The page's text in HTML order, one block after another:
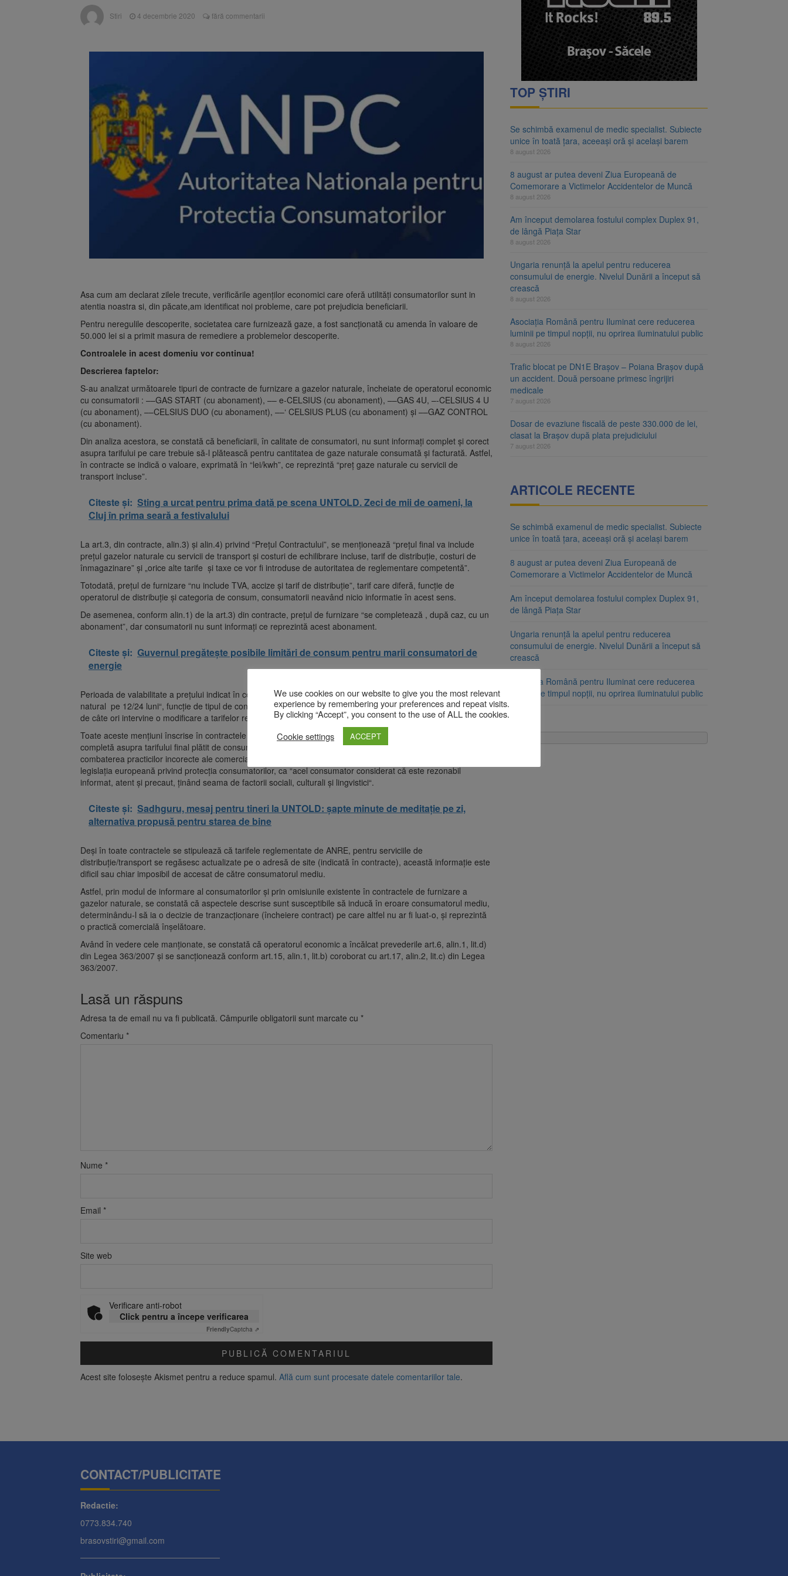
Trafic blocat pe DN1E Brașov – Poiana Brașov după un accident. Două persoane primesc îngrijiri
medicale
Se schimbă examenul de medic specialist. Subiecte unice în toată țara, aceeași oră și același barem
Stiri 4 decembrie 2020 fără commentarii
Asa cum am declarat zilele trecute, verificările agenților economici care oferă utilități consumatorilor sunt in
atentia noastra si, din păcate,am identificat noi probleme, care pot prejudicia beneficiarii.
Pentru neregulile descoperite, societatea care furnizează gaze, a fost sancționată cu amenda în valoare de
50.000 lei si a primit masura de remediere a problemelor descoperite.
Controalele in acest domeniu vor continua!
Descrierea faptelor:
S-au analizat următoarele tipuri de contracte de furnizare a gazelor naturale, încheiate de operatorul economic
cu consumatorii : ––GAS START (cu abonament), –– e-CELSIUS (cu abonament), ––GAS 4U, –-CELSIUS 4 U
(cu abonament), ––CELSIUS DUO (cu abonament), ––‘ CELSIUS PLUS (cu abonament) și ––GAZ CONTROL
(cu abonament).
Din analiza acestora, se constată că beneficiarii, în calitate de consumatori, nu sunt informați complet și corect
asupra tarifului pe care trebuie să-l plătească pentru cantitatea de gaze naturale consumată și facturată. Astfel,
în contracte se indică o valoare, exprimată în “lei/kwh”, ce reprezintă “preț gaze naturale cu servicii de
transport incluse”.
Citeste și: Sting a urcat pentru prima dată pe scena UNTOLD. Zeci de mii de oameni, la
Cluj în prima seară a festivalului
La art.3, din contracte, alin.3) și alin.4) privind “Prețul Contractului”, se menționează “prețul final va include
prețul gazelor naturale cu servicii de transport și costuri de echilibrare incluse, tarif de distribuție, costuri de
înmagazinare” și „orice alte tarife și taxe ce vor fi introduse de autoritatea de reglementare competentă”.
Totodată, prețul de furnizare “nu include TVA, accize și tarif de distribuție”, tarif care diferă, funcție de
operatorul de distribuție și categoria de consum, consumatorii neavând nicio informatie în acest sens.
De asemenea, conform alin.1) de la art.3) din contracte, prețul de furnizare “se completează , după caz, cu un
abonament”, dar consumatorii nu sunt informați ce reprezintă acest abonament.
Citeste și: Guvernul pregătește posibile limitări de consum pentru marii consumatori de
energie
Perioada de valabilitate a prețului indicat în contracte este de 12 sau 24 de luni, respectiv “ preț fix al gazului
natural pe 12/24 luni“, funcție de tipul de contract, dar conform acestor contracte “prețul se poate actualiza ori
de câte ori intervine o modificare a tarifelor reglementate “.
Toate aceste mențiuni înscrise în contractele încheiate cu consumatorii nu reprezintă o informare clară și
completă asupra tarifului final plătit de consumatorul mediu, acesta fiind definit, conform Legii 363/2007, privind
combaterea practicilor incorecte ale comercianților în relația cu consumatorii și armonizarea reglementărilor cu
legislația europeană privind protecția consumatorilor, ca “acel consumator considerat că este rezonabil
informat, atent și precaut, ținând seama de factorii sociali, culturali și lingvistici“.
Citeste și: Sadhguru, mesaj pentru tineri la UNTOLD: șapte minute de meditație pe zi,
alternativa propusă pentru starea de bine
Deși în toate contractele se stipulează că tarifele reglementate de ANRE, pentru serviciile de
distribuție/transport se regăsesc actualizate pe o adresă de site (indicată în contracte), această informație este
dificil sau chiar imposibil de accesat de către consumatorul mediu.
Astfel, prin modul de informare al consumatorilor și prin omisiunile existente în contractele de furnizare a
gazelor naturale, se constată că aspectele descrise sunt susceptibile să inducă în eroare consumatorul mediu,
determinându-l să ia o decizie de tranzacționare (încheiere contract) pe care altfel nu ar fi luat-o, și reprezintă
o practică comercială înșelătoare.
Având în vedere cele manționate, se constată că operatorul economic a încălcat prevederile art.6, alin.1, lit.d)
din Legea 363/2007 și se sancționează conform art.15, alin.1, lit.b) coroborat cu art.17, alin.2, lit.c) din Legea
363/2007.
Lasă un răspuns
Adresa ta de email nu va fi publicată. Câmpurile obligatorii sunt marcate cu *
Comentariu *
Nume *
Email *
Site web
Verificare anti-robot
Click pentru a începe verificarea
FriendlyCaptcha ⇗
Acest site folosește Akismet pentru a reduce spamul. Află cum sunt procesate datele comentariilor tale.
TOP ȘTIRI
Se schimbă examenul de medic specialist. Subiecte
unice în toată țara, aceeași oră și același barem
8 august 2026
8 august ar putea deveni Ziua Europeană de
Comemorare a Victimelor Accidentelor de Muncă
8 august 2026
Am început demolarea fostului complex Duplex 91,
de lângă Piața Star
8 august 2026
Ungaria renunță la apelul pentru reducerea
consumului de energie. Nivelul Dunării a început să
crească
8 august 2026
Asociația Română pentru Iluminat cere reducerea
luminii pe timpul nopții, nu oprirea iluminatului public
8 august 2026
Trafic blocat pe DN1E Brașov – Poiana Brașov după
un accident. Două persoane primesc îngrijiri
medicale
7 august 2026
Dosar de evaziune fiscală de peste 330.000 de lei,
clasat la Brașov după plata prejudiciului
7 august 2026
ARTICOLE RECENTE
Se schimbă examenul de medic specialist. Subiecte
unice în toată țara, aceeași oră și același barem
8 august ar putea deveni Ziua Europeană de
Comemorare a Victimelor Accidentelor de Muncă
Am început demolarea fostului complex Duplex 91,
de lângă Piața Star
Ungaria renunță la apelul pentru reducerea
consumului de energie. Nivelul Dunării a început să
crească
Asociația Română pentru Iluminat cere reducerea
luminii pe timpul nopții, nu oprirea iluminatului public
CONTACT/PUBLICITATE
Redactie:
0773.834.740
brasovstiri@gmail.com
We use cookies on our website to give you the most relevant
experience by remembering your preferences and repeat visits.
By clicking “Accept”, you consent to the use of ALL the cookies.
Cookie settings
ACCEPT